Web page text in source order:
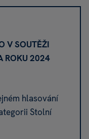
V SOUTĚŽI
ROKU 2024
hlasování
Stolní